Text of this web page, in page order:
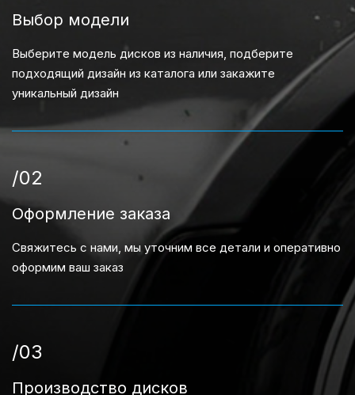
Выбор модели
Выберите модель дисков из наличия, подберите
подходящий дизайн из каталога или закажите
уникальный дизайн
/02
Оформление заказа
Свяжитесь с нами, мы уточним все детали и оперативно
оформим ваш заказ
/03
Производство дисков